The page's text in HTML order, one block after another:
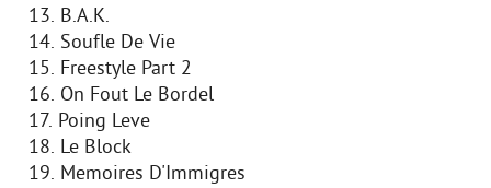
13. B.A.K.
14. Soufle De Vie
15. Freestyle Part 2
16. On Fout Le Bordel
17. Poing Leve
18. Le Block
19. Memoires D'Immigres